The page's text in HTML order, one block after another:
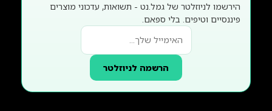
הירשמו לניוזלטר של גמל.נט - תשואות, עדכוני מוצרים
פיננסיים וטיפים. בלי ספאם.
הרשמה לניוזלטר